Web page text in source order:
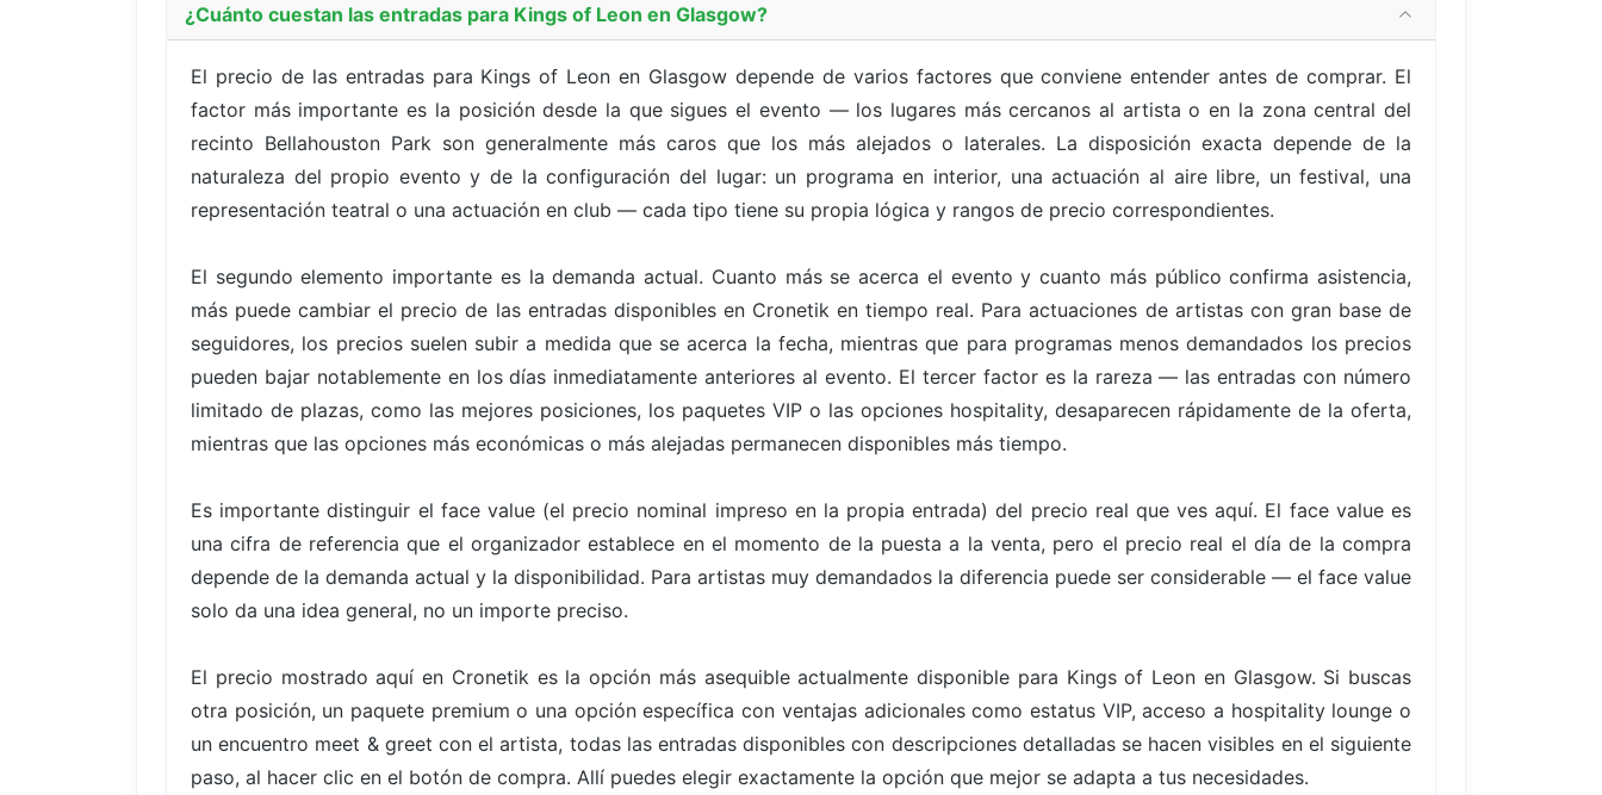
¿Cuánto cuestan las entradas para Kings of Leon en Glasgow?
El precio de las entradas para Kings of Leon en Glasgow depende de varios factores que conviene entender antes de comprar. El
factor más importante es la posición desde la que sigues el evento — los lugares más cercanos al artista o en la zona central del
recinto Bellahouston Park son generalmente más caros que los más alejados o laterales. La disposición exacta depende de la
naturaleza del propio evento y de la configuración del lugar: un programa en interior, una actuación al aire libre, un festival, una
representación teatral o una actuación en club — cada tipo tiene su propia lógica y rangos de precio correspondientes.
El segundo elemento importante es la demanda actual. Cuanto más se acerca el evento y cuanto más público confirma asistencia,
más puede cambiar el precio de las entradas disponibles en Cronetik en tiempo real. Para actuaciones de artistas con gran base de
seguidores, los precios suelen subir a medida que se acerca la fecha, mientras que para programas menos demandados los precios
pueden bajar notablemente en los días inmediatamente anteriores al evento. El tercer factor es la rareza — las entradas con número
limitado de plazas, como las mejores posiciones, los paquetes VIP o las opciones hospitality, desaparecen rápidamente de la oferta,
mientras que las opciones más económicas o más alejadas permanecen disponibles más tiempo.
Es importante distinguir el face value (el precio nominal impreso en la propia entrada) del precio real que ves aquí. El face value es
una cifra de referencia que el organizador establece en el momento de la puesta a la venta, pero el precio real el día de la compra
depende de la demanda actual y la disponibilidad. Para artistas muy demandados la diferencia puede ser considerable — el face value
solo da una idea general, no un importe preciso.
El precio mostrado aquí en Cronetik es la opción más asequible actualmente disponible para Kings of Leon en Glasgow. Si buscas
otra posición, un paquete premium o una opción específica con ventajas adicionales como estatus VIP, acceso a hospitality lounge o
un encuentro meet & greet con el artista, todas las entradas disponibles con descripciones detalladas se hacen visibles en el siguiente
paso, al hacer clic en el botón de compra. Allí puedes elegir exactamente la opción que mejor se adapta a tus necesidades.